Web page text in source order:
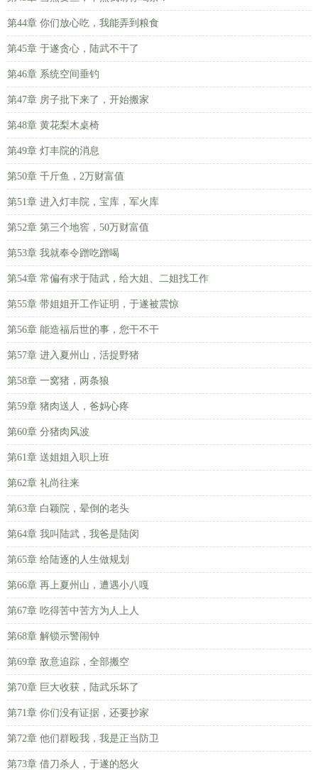
第44章 你们放心吃，我能弄到粮食
第45章 于遂贪心，陆武不干了
第46章 系统空间垂钓
第47章 房子批下来了，开始搬家
第48章 黄花梨木桌椅
第49章 灯丰院的消息
第50章 千斤鱼，2万财富值
第51章 进入灯丰院，宝库，军火库
第52章 第三个地窖，50万财富值
第53章 我就奉令蹭吃蹭喝
第54章 常偏有求于陆武，给大姐、二姐找工作
第55章 带姐姐开工作证明，于遂被震惊
第56章 能造福后世的事，您干不干
第57章 进入夏州山，活捉野猪
第58章 一窝猪，两条狼
第59章 猪肉送人，爸妈心疼
第60章 分猪肉风波
第61章 送姐姐入职上班
第62章 礼尚往来
第63章 白颖院，晕倒的老头
第64章 我叫陆武，我爸是陆闵
第65章 给陆逐的人生做规划
第66章 再上夏州山，遭遇小八嘎
第67章 吃得苦中苦方为人上人
第68章 解锁示警闹钟
第69章 敌意追踪，全部搬空
第70章 巨大收获，陆武乐坏了
第71章 你们没有证据，还要抄家
第72章 他们群殴我，我是正当防卫
第73章 借刀杀人，于遂的怒火